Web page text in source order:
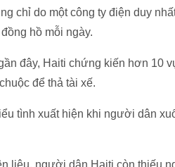
chỉ do một công ty điện duy
hồ mỗi ngày.
đây, Haiti chứng kiến hơn 10
để thả tài xế.
tình xuất hiện khi người dân
liệu, người dân Haiti còn thiếu